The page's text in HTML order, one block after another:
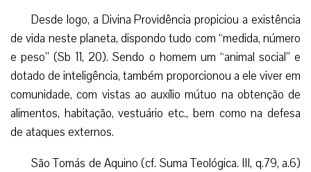
Desde logo, a Divina Providência propiciou a existência
de vida neste planeta, dispondo tudo com “medida, número
e peso” (Sb 11, 20). Sendo o homem um “animal social” e
dotado de inteligência, também proporcionou a ele viver em
comunidade, com vistas ao auxílio mútuo na obtenção de
alimentos, habitação, vestuário etc., bem como na defesa
de ataques externos.
São Tomás de Aquino (cf. Suma Teológica. III, q.79, a.6)